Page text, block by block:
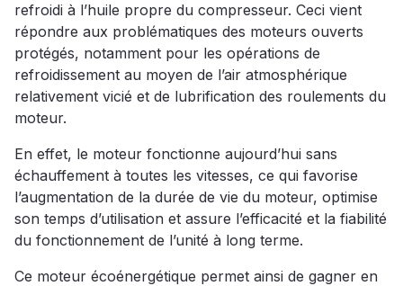
refroidi à l’huile propre du compresseur. Ceci vient
répondre aux problématiques des moteurs ouverts
protégés, notamment pour les opérations de
refroidissement au moyen de l’air atmosphérique
relativement vicié et de lubrification des roulements du
moteur.
En effet, le moteur fonctionne aujourd’hui sans
échauffement à toutes les vitesses, ce qui favorise
l’augmentation de la durée de vie du moteur, optimise
son temps d’utilisation et assure l’efficacité et la fiabilité
du fonctionnement de l’unité à long terme.
Ce moteur écoénergétique permet ainsi de gagner en